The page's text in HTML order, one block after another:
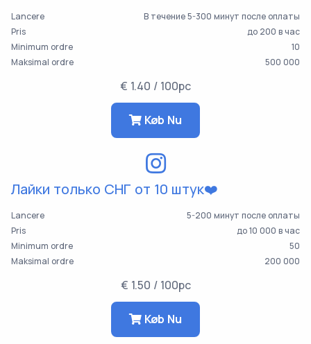
Lancere
В течение 5-300 минут после оплаты
Pris
до 200 в час
Minimum ordre
10
Maksimal ordre
500 000
€ 1.40 / 100pc
Køb Nu
Лайки только СНГ от 10 штук❤️
Lancere
5-200 минут после оплаты
Pris
до 10 000 в час
Minimum ordre
50
Maksimal ordre
200 000
€ 1.50 / 100pc
Køb Nu